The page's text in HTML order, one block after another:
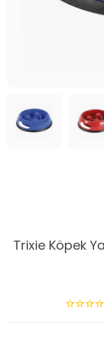
Trixie Köpek